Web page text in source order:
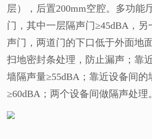
层），后置200mm空腔。多功能
门，其中一层隔声门≥45dBA，另
声门，两道门的下口低于外面地
扫地密封条处理，防止漏声；靠
墙隔声量≥55dBA；靠近设备间的
≥60dBA；两个设备间做隔声处理